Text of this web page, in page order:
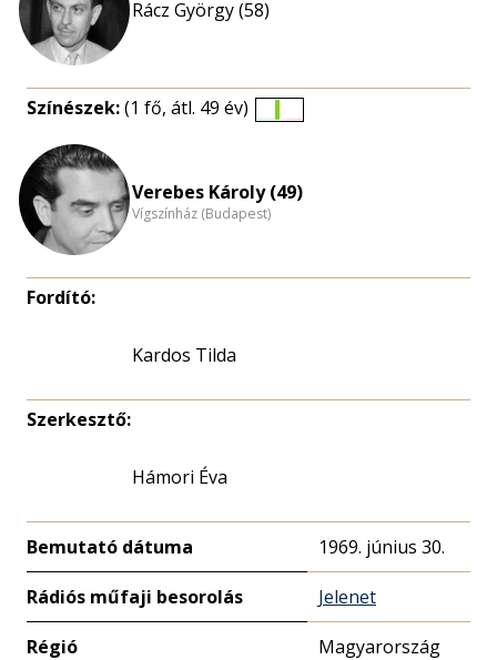
Rácz György (58)
Színészek:(1 fő, átl. 49 év)
nagyítása
Verebes Károly (49)
Vígszínház (Budapest)
Fordító:
Kardos Tilda
Szerkesztő:
Hámori Éva
Bemutató dátuma 1969. június 30.
Rádiós műfaji besorolás Jelenet
Régió
Magyarország